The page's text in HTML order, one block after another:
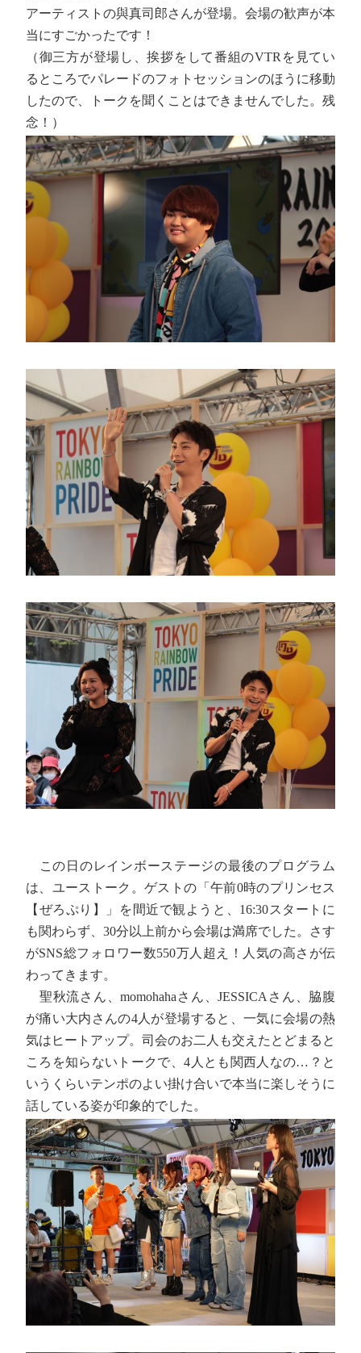
アーティストの與真司郎さんが登場。会場の歓声が本
当にすごかったです！
（御三方が登場し、挨拶をして番組のVTRを見てい
るところでパレードのフォトセッションのほうに移動
したので、トークを聞くことはできませんでした。残
念！）
この日のレインボーステージの最後のプログラム
は、ユーストーク。ゲストの「午前0時のプリンセス
【ぜろぷり】」を間近で観ようと、16:30スタートに
も関わらず、30分以上前から会場は満席でした。さす
がSNS総フォロワー数550万人超え！人気の高さが伝
わってきます。
聖秋流さん、momohahaさん、JESSICAさん、脇腹
が痛い大内さんの4人が登場すると、一気に会場の熱
気はヒートアップ。司会のお二人も交えたとどまると
ころを知らないトークで、4人とも関西人なの…？と
いうくらいテンポのよい掛け合いで本当に楽しそうに
話している姿が印象的でした。